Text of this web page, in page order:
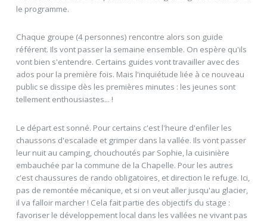
le programme.
Chaque groupe (4 personnes) rencontre alors son guide
référent. Ils vont passer la semaine ensemble. On espère qu'ils
vont bien s'entendre. Certains guides vont travailler avec des
ados pour la première fois. Mais l'inquiétude liée à ce nouveau
public se dissipe dès les premières minutes : les jeunes sont
tellement enthousiastes... !
Le départ est sonné. Pour certains c'est l'heure d'enfiler les
chaussons d'escalade et grimper dans la vallée. Ils vont passer
leur nuit au camping, chouchoutés par Sophie, la cuisinière
embauchée par la commune de la Chapelle. Pour les autres
c'est chaussures de rando obligatoires, et direction le refuge. Ici,
pas de remontée mécanique, et si on veut aller jusqu'au glacier,
il va falloir marcher ! Cela fait partie des objectifs du stage :
favoriser le développement local dans les vallées ne vivant pas